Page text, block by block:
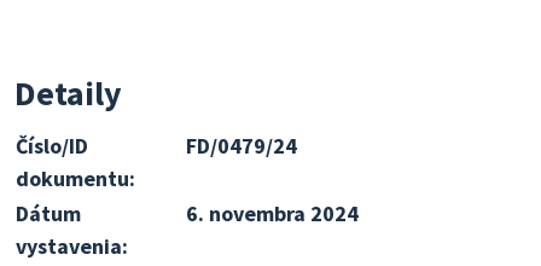
Detaily
Číslo/ID
dokumentu:
FD/0479/24
Dátum
vystavenia:
6. novembra 2024